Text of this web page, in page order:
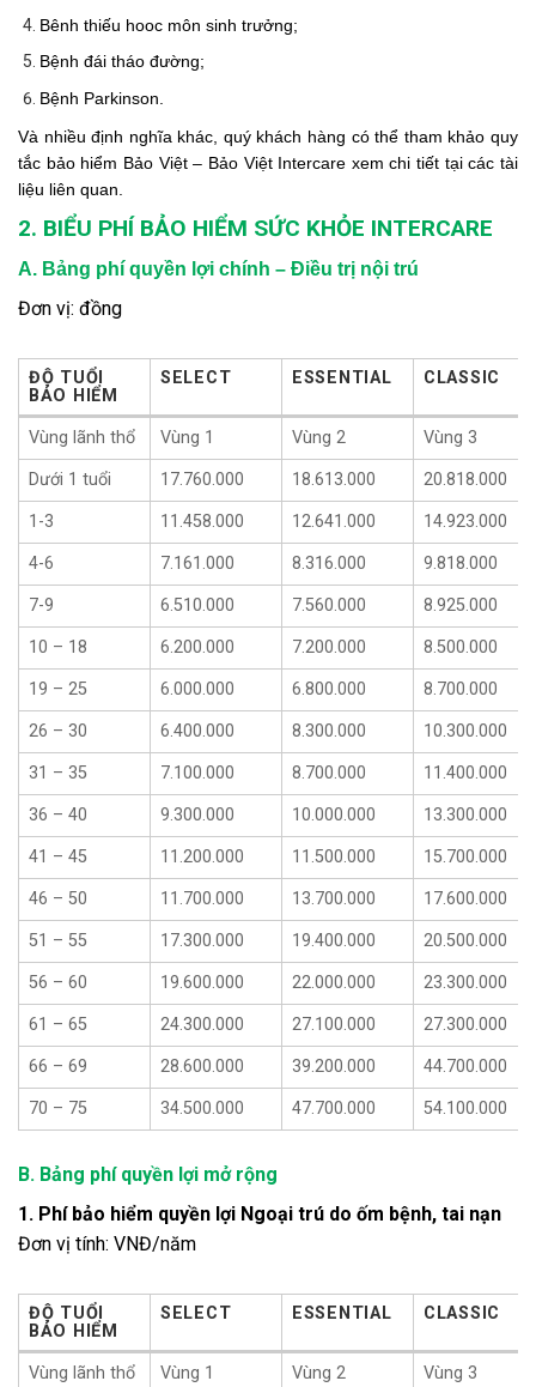
Bênh thiếu hooc môn sinh trưởng;
Bệnh đái tháo đường;
Bệnh Parkinson.
Và nhiều định nghĩa khác, quý khách hàng có thể tham khảo quy
tắc bảo hiểm Bảo Việt – Bảo Việt Intercare xem chi tiết tại các tài
liệu liên quan.
2. BIỂU PHÍ BẢO HIỂM SỨC KHỎE INTERCARE
A. Bảng phí quyền lợi chính – Điều trị nội trú
Đơn vị: đồng
ĐỘ TUỔI
BẢO HIỂM
SELECT ESSENTIAL CLASSIC
ĐỘ TUỔI
BẢO HIỂM
SELECT ESSENTIAL CLASSIC
Vùng lãnh thổ Vùng 1 Vùng 2 Vùng 3
Dưới 1 tuổi 17.760.000 18.613.000 20.818.000
1-3 11.458.000 12.641.000 14.923.000
4-6 7.161.000 8.316.000 9.818.000
7-9 6.510.000 7.560.000 8.925.000
10 – 18 6.200.000 7.200.000 8.500.000
19 – 25 6.000.000 6.800.000 8.700.000
26 – 30 6.400.000 8.300.000 10.300.000
31 – 35 7.100.000 8.700.000 11.400.000
36 – 40 9.300.000 10.000.000 13.300.000
41 – 45 11.200.000 11.500.000 15.700.000
46 – 50 11.700.000 13.700.000 17.600.000
51 – 55 17.300.000 19.400.000 20.500.000
56 – 60 19.600.000 22.000.000 23.300.000
61 – 65 24.300.000 27.100.000 27.300.000
66 – 69 28.600.000 39.200.000 44.700.000
70 – 75 34.500.000 47.700.000 54.100.000
B. Bảng phí quyền lợi mở rộng
1. Phí bảo hiểm quyền lợi Ngoại trú do ốm bệnh, tai nạn
Đơn vị tính: VNĐ/năm
ĐỘ TUỔI
BẢO HIỂM
SELECT ESSENTIAL CLASSIC
ĐỘ TUỔI
BẢO HIỂM
SELECT ESSENTIAL CLASSIC
Vùng lãnh thổ Vùng 1 Vùng 2 Vùng 3